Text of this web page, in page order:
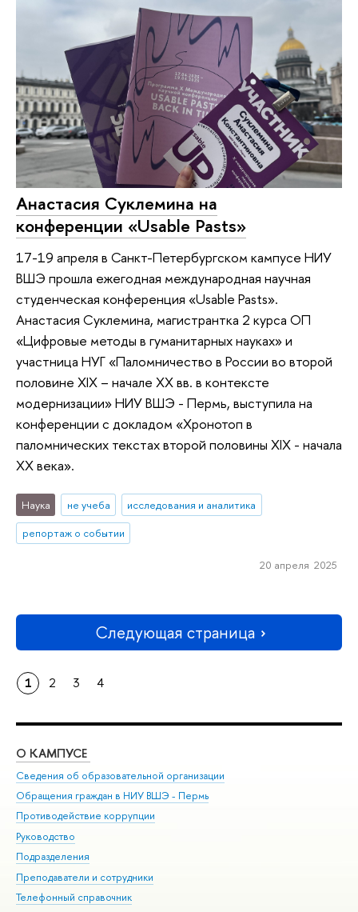
Анастасия Суклемина на
конференции «Usable Pasts»
17-19 апреля в Санкт-Петербургском кампусе НИУ
ВШЭ прошла ежегодная международная научная
студенческая конференция «Usable Pasts».
Анастасия Суклемина, магистрантка 2 курса ОП
«Цифровые методы в гуманитарных науках» и
участница НУГ «Паломничество в России во второй
половине XIX – начале XX вв. в контексте
модернизации» НИУ ВШЭ - Пермь, выступила на
конференции с докладом «Хронотоп в
паломнических текстах второй половины XIX - начала
XX века».
Наука не учеба
исследования и аналитика
репортаж о событии
20 апреля 2025
Следующая страница
1 2 3 4
О КАМПУСЕ
Сведения об образовательной организации
Обращения граждан в НИУ ВШЭ - Пермь
Противодействие коррупции
Руководство
Подразделения
Преподаватели и сотрудники
Телефонный справочник